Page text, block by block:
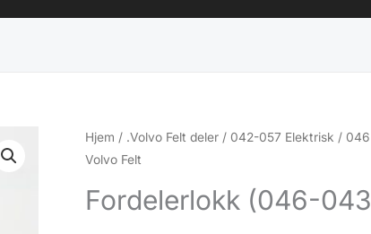
Hjem / .Volvo Felt deler / 042-057 Elektrisk / 046
Volvo Felt
Fordelerlokk (046-